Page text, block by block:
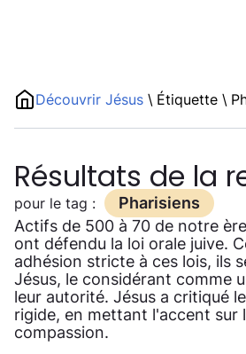
Découvrir Jésus \ Étiquette \
Résultats de la
pour le tag : Pharisiens
Actifs de 500 à 70 de notre
ont défendu la loi orale juive.
adhésion stricte à ces lois, ils
Jésus, le considérant comme
leur autorité. Jésus a critiqué
rigide, en mettant l'accent sur
compassion.